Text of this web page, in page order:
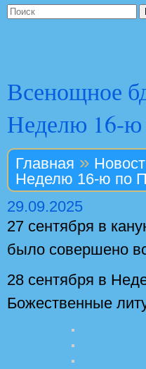
Всенощное
Неделю 16-ю
Главная »
Неделю 16-ю по
29.09.2025
27 сентября в
было совершено
28 сентября в
Божественные